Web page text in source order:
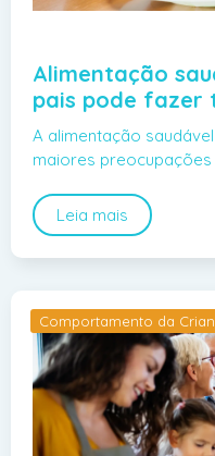
Alimentação
pais pode fazer
A alimentação
maiores preocupações
Leia mais
Comportamento da